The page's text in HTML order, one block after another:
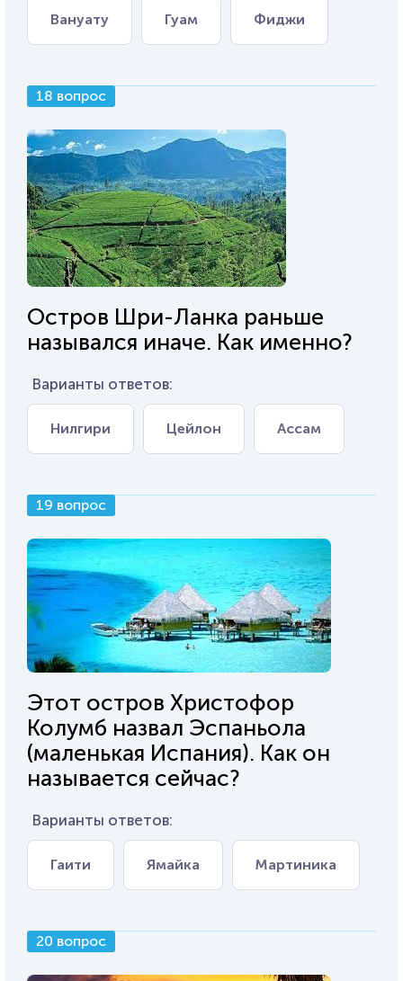
Вануату Гуам Фиджи
18 вопрос
Остров Шри-Ланка раньше
назывался иначе. Как именно?
Варианты ответов:
Нилгири Цейлон Ассам
19 вопрос
Этот остров Христофор
Колумб назвал Эспаньола
(маленькая Испания). Как он
называется сейчас?
Варианты ответов:
Гаити Ямайка Мартиника
20 вопрос